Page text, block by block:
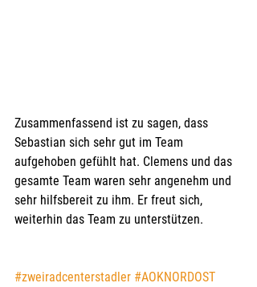
Zusammenfassend ist zu sagen, dass
Sebastian sich sehr gut im Team
aufgehoben gefühlt hat. Clemens und das
gesamte Team waren sehr angenehm und
sehr hilfsbereit zu ihm. Er freut sich,
weiterhin das Team zu unterstützen.
#zweiradcenterstadler #AOKNORDOST